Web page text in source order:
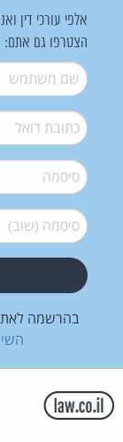
אלפי עורכי דין
הצטרפו גם אתם:
שם משתמש*
דואל*
סיסמה*
סיסמה (שוב)*
בהרשמה